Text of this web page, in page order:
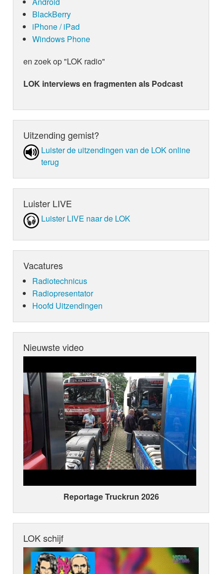
BlackBerry
iPhone / iPad
Windows Phone
en zoek op "LOK radio"
LOK interviews en fragmenten als Podcast
Uitzending gemist?
Luister de uit­zen­din­gen van de LOK online
terug
Luister LIVE
Luister LIVE naar de LOK
Vacatures
Radiotechnicus
Radiopresentator
Hoofd Uitzendingen
Nieuwste video
Reportage Truckrun 2026
LOK schijf